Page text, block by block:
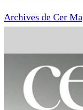
Archives de Cer